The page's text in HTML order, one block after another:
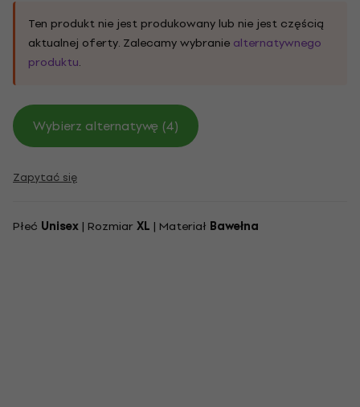
Ten produkt nie jest produkowany lub nie jest częścią
aktualnej oferty. Zalecamy wybranie alternatywnego
produktu.
Wybierz alternatywę (4)
Zapytać się
Płeć Unisex | RozmiarXL | Materiał Bawełna